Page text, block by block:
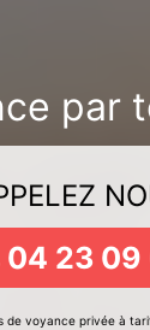
par
04 23 09
de voyance privée à